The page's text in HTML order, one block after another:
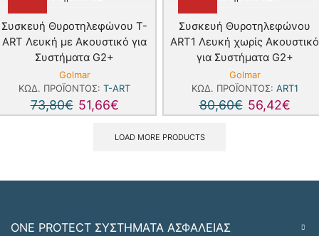
Συσκευή Θυροτηλεφώνου T-
ART Λευκή με Ακουστικό για
Συστήματα G2+
Golmar
ΚΩΔ. ΠΡΟΪΌΝΤΟΣ: T-ART
73,80€ 51,66€
Συσκευή Θυροτηλεφώνου
ART1 Λευκή χωρίς Ακουστικό
για Συστήματα G2+
Golmar
ΚΩΔ. ΠΡΟΪΌΝΤΟΣ: ART1
80,60€ 56,42€
LOAD MORE PRODUCTS
ONE PROTECT ΣΥΣΤΗΜΑΤΑ ΑΣΦΑΛΕΙΑΣ